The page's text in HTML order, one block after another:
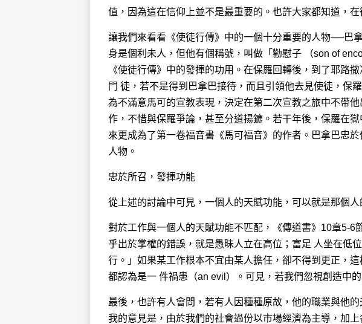
值，因為這在信仰上並不是最重要的。也許大家都知道，
讓我們來看看《使徒行傳》中的一個十分重要的人物──巴
身是個利未人，但他有個稱號，叫做「勸慰子 （son of
《使徒行傳》中的發揮的功用。在保羅回轉後，到了耶路
門 徒，若不是得到巴拿巴接待，而且引領他去見使徒，保
為不滿意馬可的宣教表現，決定在第二次宣教之旅中不帶
作，不惜與保羅爭論，甚至分道揚鑣。若干年後，保羅在
來更成為了第一卷福音書《馬可福音》的作者。巴拿巴忠
人物。
忠於所召，發揮功能
從上述的討論中可見，一個人的天賦功能，可以就是那個人
對於工作與一個人的天賦功能不匹配，《傳道書》10章5-6
乎出於掌權的錯誤，就是愚昧人立在高位；富足 人坐在低
行。」如果某工作根本不宜由某人擔任，卻不得到更正，
都認為是一 件禍患（an evil）。可見，若我們忽視創造中
最後，也許有人會問，若有人因種種原故，他的職業與他
我的意見是，由於我們的社會過份以市場經濟為主導，加